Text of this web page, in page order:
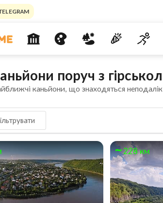
поруч з
каньйони, що знаходяться
228 км